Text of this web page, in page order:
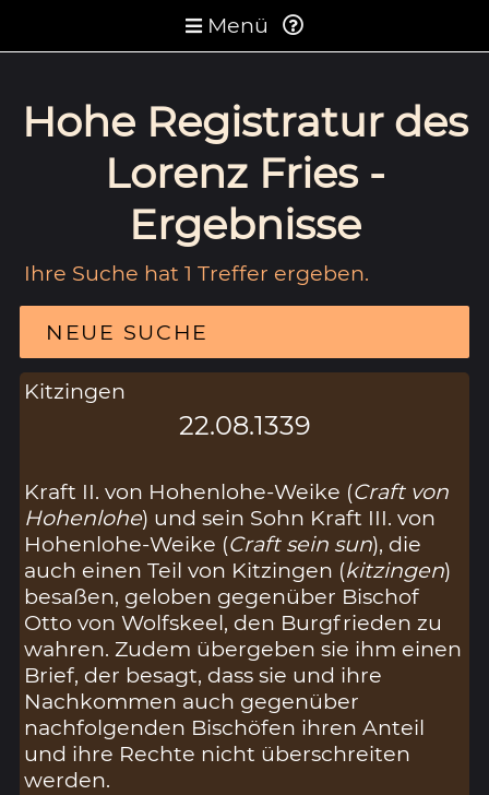
Menü
Hohe Registratur des
Lorenz Fries -
Ergebnisse
Ihre Suche hat 1 Treffer ergeben.
NEUE SUCHE
Kitzingen
22.08.1339
Kraft II. von Hohenlohe-Weike (Craft von
Hohenlohe) und sein Sohn Kraft III. von
Hohenlohe-Weike (Craft sein sun), die
auch einen Teil von Kitzingen (kitzingen)
besaßen, geloben gegenüber Bischof
Otto von Wolfskeel, den Burgfrieden zu
wahren. Zudem übergeben sie ihm einen
Brief, der besagt, dass sie und ihre
Nachkommen auch gegenüber
nachfolgenden Bischöfen ihren Anteil
und ihre Rechte nicht überschreiten
werden.